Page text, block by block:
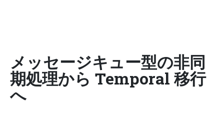
メッセージキュー型の非同
期処理から Temporal 移行
へ